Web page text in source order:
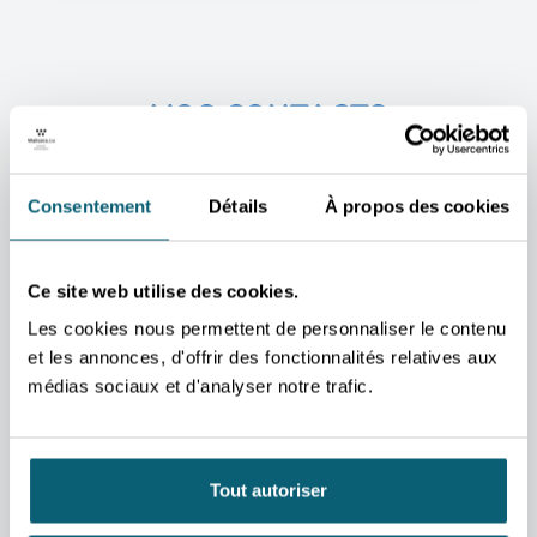
Consentement Détails À propos des cookies
Ce site web utilise des cookies.
Les cookies nous permettent de personnaliser le contenu
et les annonces, d'offrir des fonctionnalités relatives aux
médias sociaux et d'analyser notre trafic.
Tout autoriser
VOS CONTACTS
Nos conseillers sont à
votre disposition pour
vos projets et répondre à
vos questions.
CONTACT
Leclercq
économique et